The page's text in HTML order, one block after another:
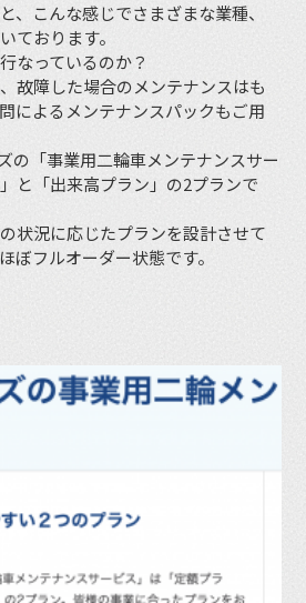
、こんな感じでさまざまな業種、
ております。
なっているのか？
故障した場合のメンテナンスはも
によるメンテナンスパックもご用
の「事業用二輪車メンテナンスサー
と「出来高プラン」の2プランで
状況に応じたプランを設計させて
ぼフルオーダー状態です。